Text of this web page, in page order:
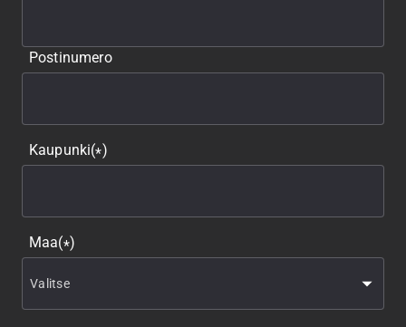
Postinumero
Kaupunki(*)
Maa(*)